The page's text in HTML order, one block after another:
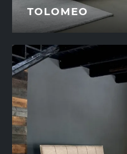
TOLOMEO